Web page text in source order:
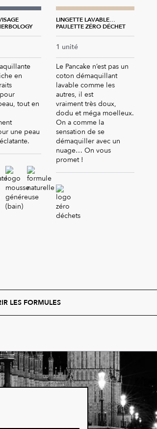
en
tout en
une peau
LINGETTE LAVABLE
PANCAKE
PAULETTE ZÉRO DÉCHET
1 unité
Le Pancake n’est pas un
coton démaquillant
lavable comme les
autres, il est
vraiment très doux,
dodu et méga moelleux.
On a comme la
sensation de se
démaquiller avec un
nuage… On vous
promet !
LES FORMULES